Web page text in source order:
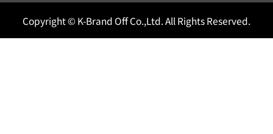
Copyright © K-Brand Off Co.,Ltd. All Rights Reserved.